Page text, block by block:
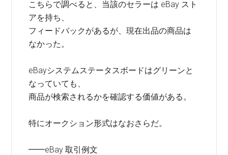
こちらで調べると、当該のセラーは eBay スト
アを持ち、
フィードバックがあるが、現在出品の商品は
なかった。
eBayシステムステータスボードはグリーンと
なっていても、
商品が検索されるかを確認する価値がある。
特にオークション形式はなおさらだ。
━━eBay 取引例文